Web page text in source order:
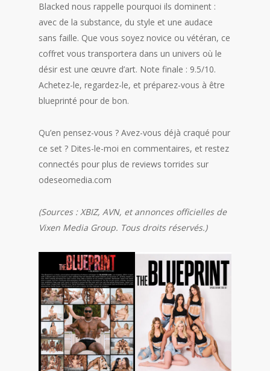
Blacked nous rappelle pourquoi ils dominent :
avec de la substance, du style et une audace
sans faille. Que vous soyez novice ou vétéran, ce
coffret vous transportera dans un univers où le
désir est une œuvre d’art. Note finale : 9.5/10.
Achetez-le, regardez-le, et préparez-vous à être
blueprinté pour de bon.
Qu’en pensez-vous ? Avez-vous déjà craqué pour
ce set ? Dites-le-moi en commentaires, et restez
connectés pour plus de reviews torrides sur
odeseomedia.com
(Sources : XBIZ, AVN, et annonces officielles de
Vixen Media Group. Tous droits réservés.)